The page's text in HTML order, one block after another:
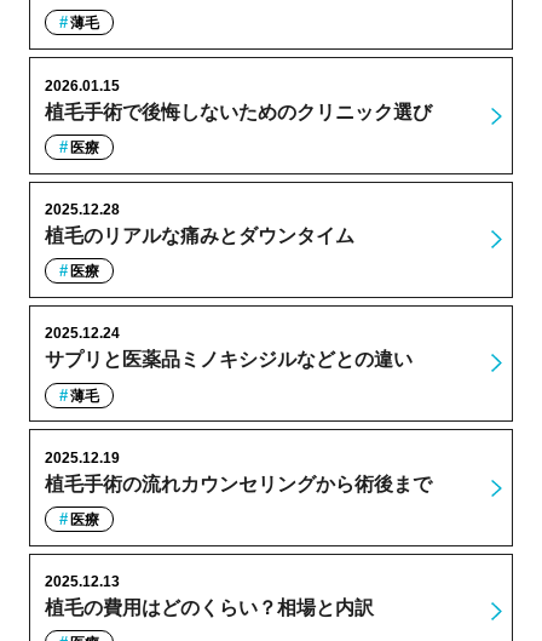
薄毛
植毛手術で後悔しないためのクリニック選び
2026.01.15
医療
植毛のリアルな痛みとダウンタイム
2025.12.28
医療
サプリと医薬品ミノキシジルなどとの違い
2025.12.24
薄毛
植毛手術の流れカウンセリングから術後まで
2025.12.19
医療
植毛の費用はどのくらい？相場と内訳
2025.12.13